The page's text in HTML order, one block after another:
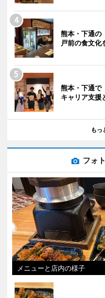
熊本・下通
戸前の食文化
熊本・下通
キャリア支援
もっ
フォ
メニューと店内の様子